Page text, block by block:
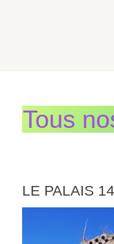
Tous
LE PALAIS